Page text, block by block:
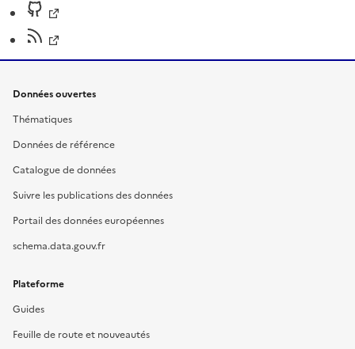
Données ouvertes
Thématiques
Données de référence
Catalogue de données
Suivre les publications des données
Portail des données européennes
schema.data.gouv.fr
Plateforme
Guides
Feuille de route et nouveautés